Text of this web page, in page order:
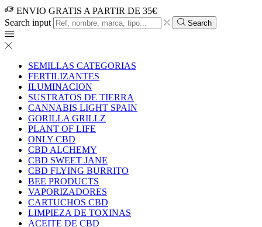
ENVIO GRATIS A PARTIR DE 35€
Search input
Search
SEMILLAS CATEGORIAS
FERTILIZANTES
ILUMINACION
SUSTRATOS DE TIERRA
CANNABIS LIGHT SPAIN
GORILLA GRILLZ
PLANT OF LIFE
ONLY CBD
CBD ALCHEMY
CBD SWEET JANE
CBD FLYING BURRITO
BEE PRODUCTS
VAPORIZADORES
CARTUCHOS CBD
LIMPIEZA DE TOXINAS
ACEITE DE CBD